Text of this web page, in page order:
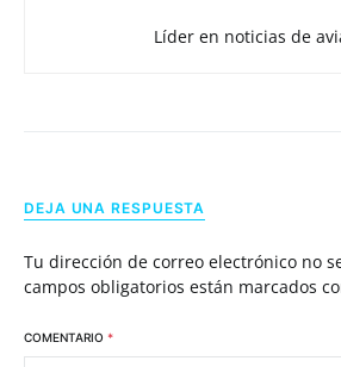
Líder en noticias de
DEJA UNA RESPUESTA
Tu dirección de correo electrónico no
campos obligatorios están marcados
COMENTARIO *